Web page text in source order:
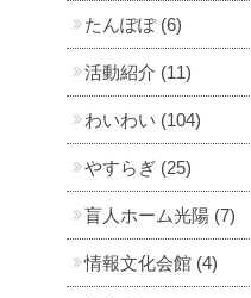
たんぽぽ (6)
活動紹介 (11)
わいわい (104)
やすらぎ (25)
盲人ホーム光陽 (7)
情報文化会館 (4)